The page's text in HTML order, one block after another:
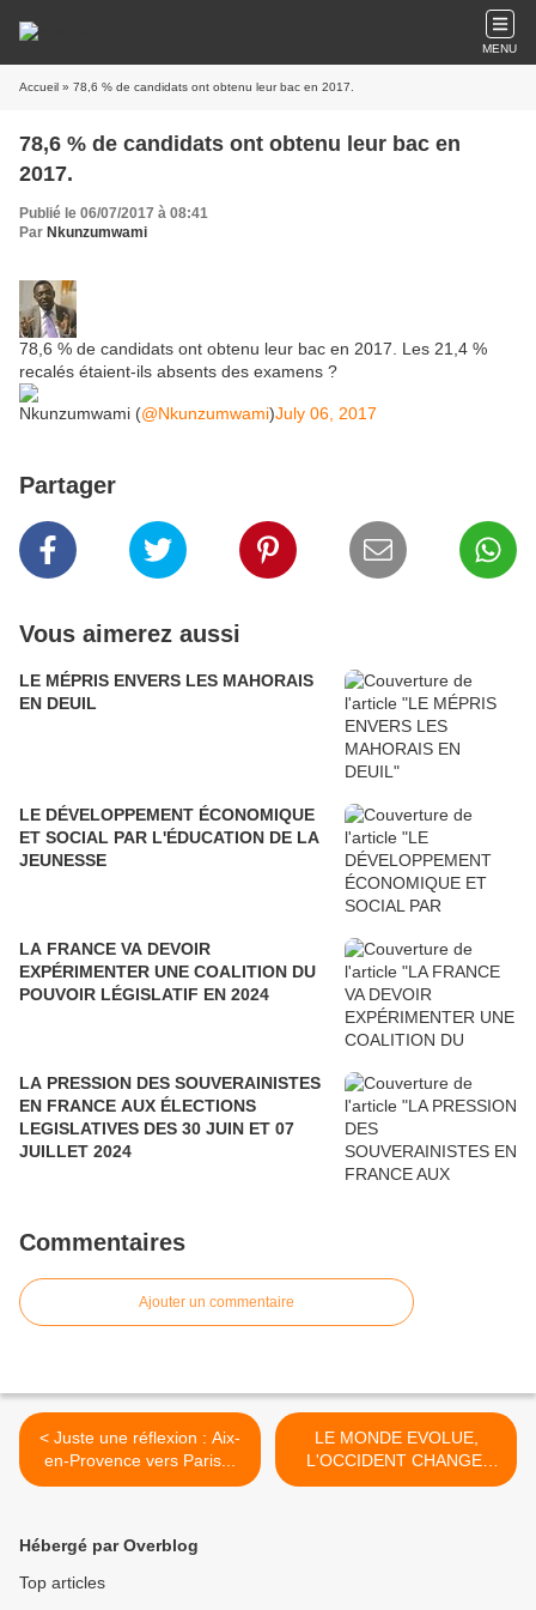
MENU
Accueil » 78,6 % de candidats ont obtenu leur bac en 2017.
78,6 % de candidats ont obtenu leur bac en
2017.
Publié le 06/07/2017 à 08:41
Par Nkunzumwami
78,6 % de candidats ont obtenu leur bac en 2017. Les 21,4 %
recalés étaient-ils absents des examens ?
Nkunzumwami (@Nkunzumwami)July 06, 2017
Partager
Vous aimerez aussi
LE MÉPRIS ENVERS LES MAHORAIS
EN DEUIL
LE DÉVELOPPEMENT ÉCONOMIQUE
ET SOCIAL PAR L'ÉDUCATION DE LA
JEUNESSE
LA FRANCE VA DEVOIR
EXPÉRIMENTER UNE COALITION DU
POUVOIR LÉGISLATIF EN 2024
LA PRESSION DES SOUVERAINISTES
EN FRANCE AUX ÉLECTIONS
LEGISLATIVES DES 30 JUIN ET 07
JUILLET 2024
Commentaires
Ajouter un commentaire
< Juste une réflexion : Aix-
en-Provence vers Paris...
LE MONDE EVOLUE,
L'OCCIDENT CHANGE,
L'ASIE SE... >
Hébergé par Overblog
Top articles